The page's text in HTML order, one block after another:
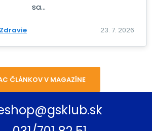
sa...
Zdravie 23. 7. 2026
ČLÁNKOV V MAGAZÍNE